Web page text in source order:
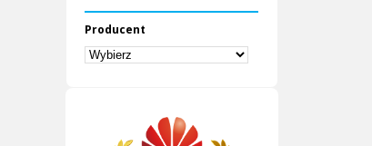
Producent